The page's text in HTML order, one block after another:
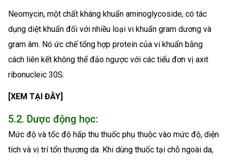
Neomycin, một chất kháng khuẩn aminoglycoside, có tác
dụng diệt khuẩn đối với nhiều loại vi khuẩn gram dương và
gram âm. Nó ức chế tổng hợp protein của vi khuẩn bằng
cách liên kết không thể đảo ngược với các tiểu đơn vị axit
ribonucleic 30S.
[XEM TẠI ĐÂY]
5.2. Dược động học:
Mức độ và tốc độ hấp thu thuốc phụ thuộc vào mức độ, diện
tích và vị trí tổn thương da. Khi dùng thuốc tại chỗ ngoài da,